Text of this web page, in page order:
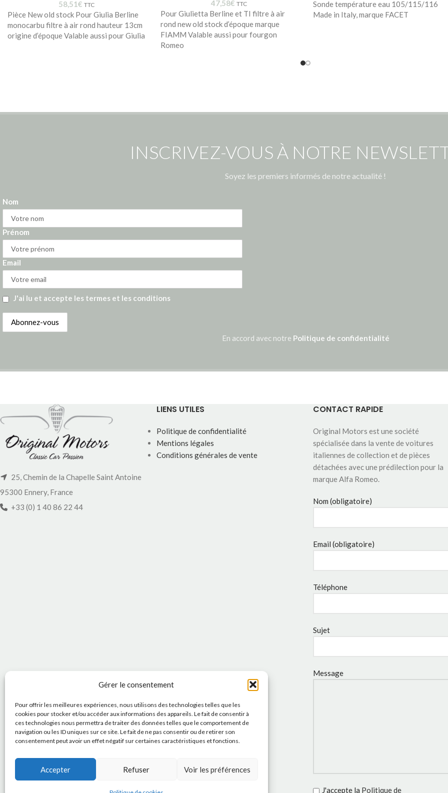
Gérer le consentement
Pour offrir les meilleures expériences, nous utilisons des technologies telles que les
cookies pour stocker et/ou accéder aux informations des appareils. Le fait de consentir à
ces technologies nous permettra de traiter des données telles que le comportement de
navigation ou les ID uniques sur ce site. Le fait de ne pas consentir ou de retirer son
consentement peut avoir un effet négatif sur certaines caractéristiques et fonctions.
Accepter Refuser Voir les préférences
58,51€ TTC
Pièce New old stock Pour Giulia Berline
monocarbu filtre à air rond hauteur 13cm
origine d’époque Valable aussi pour Giulia
47,58€ TTC
Pour Giulietta Berline et TI filtre à air
rond new old stock d’époque marque
FIAMM Valable aussi pour fourgon
Romeo
Sonde température eau 105/115/116
Made in Italy, marque FACET
INSCRIVEZ-VOUS À NOTRE
Soyez les premiers informés de notre actualité !
Nom
Prénom
Email
J'ai lu et accepte les termes et les conditions
En accord avec notre Politique de confidentialité
25, Chemin de la Chapelle Saint Antoine
95300 Ennery, France
+33 (0) 1 40 86 22 44
LIENS UTILES
Politique de confidentialité
Mentions légales
Conditions générales de vente
CONTACT RAPIDE
Original Motors est une société
spécialisée dans la vente de voitures
italiennes de collection et de pièces
détachées avec une prédilection pour la
marque Alfa Romeo.
Nom (obligatoire)
Email (obligatoire)
Téléphone
Sujet
Message
J'accepte la Politique de